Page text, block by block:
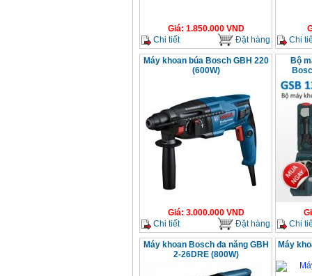
Giá: 1.850.000VND
Chi tiết
Đặt hàng
Chi
Máy khoan búa Bosch GBH 220
(600W)
Giá: 3.000.000VND
Chi tiết
Đặt hàng
Bộ
Chi
Máy khoan Bosch đa năng GBH
2-26DRE (800W)
Máy